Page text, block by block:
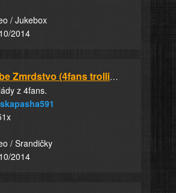
/ Jukebox
2014
Youtube Zmrdstvo (4fans trolling)
z 4fans.
/ Srandičky
2014